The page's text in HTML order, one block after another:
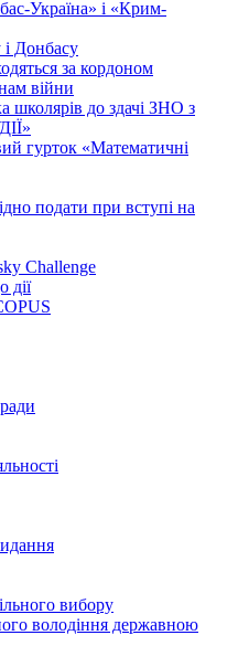
Україна» і «Крим-
Донбасу
за кордоном
війни
школярів до здачі ЗНО з
гурток «Математичні
подати при вступі на
Challenge
дії
вибору
володіння державною